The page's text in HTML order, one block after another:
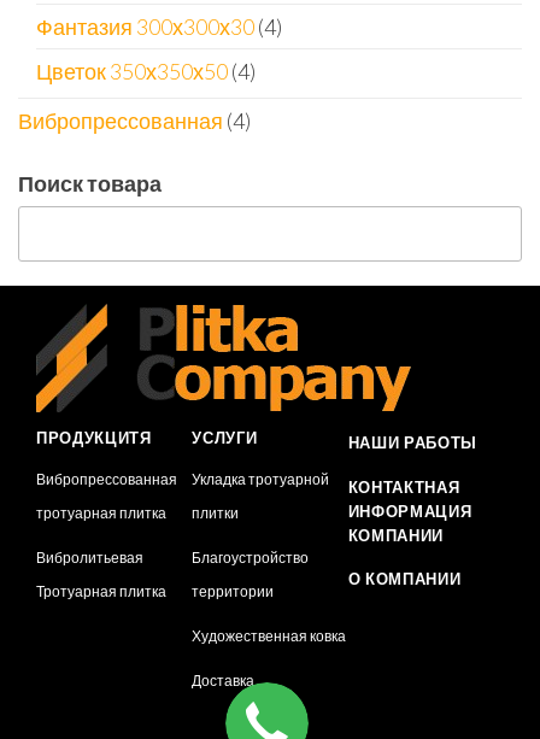
товара
Фантазия 300х300х30 44
Цветок 350х350х50 44
Вибропрессованная 44
Поиск товара
ПРОДУКЦИТЯ
Вибропрессованная
тротуарная плитка
Вибролитьевая
Тротуарная плитка
УСЛУГИ
Укладка тротуарной
плитки
Благоустройство
территории
Художественная ковка
Доставка
НАШИ РАБОТЫ
КОНТАКТНАЯ
ИНФОРМАЦИЯ
КОМПАНИИ
О КОМПАНИИ